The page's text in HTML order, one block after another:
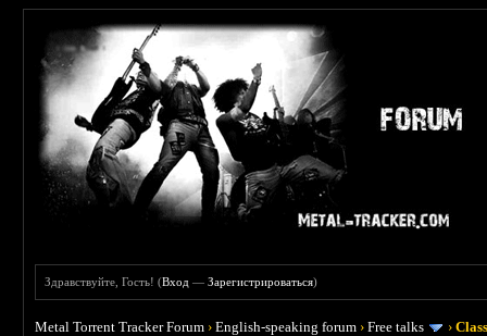
Здравствуйте, Гость! (Вход —Зарегистрироваться)
Metal Torrent Tracker Forum ›English-speaking forum ›Free talks ›